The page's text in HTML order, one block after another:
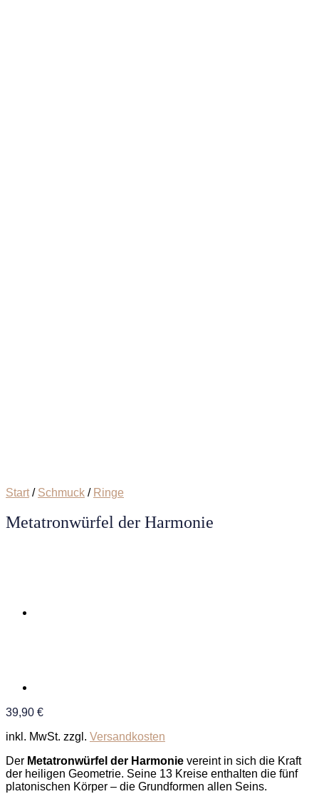
Start / Schmuck / Ringe
Metatronwürfel der Harmonie
39,90 €
inkl. MwSt. zzgl. Versandkosten
Der Metatronwürfel der Harmonie vereint in sich die Kraft
der heiligen Geometrie. Seine 13 Kreise enthalten die fünf
platonischen Körper – die Grundformen allen Seins.